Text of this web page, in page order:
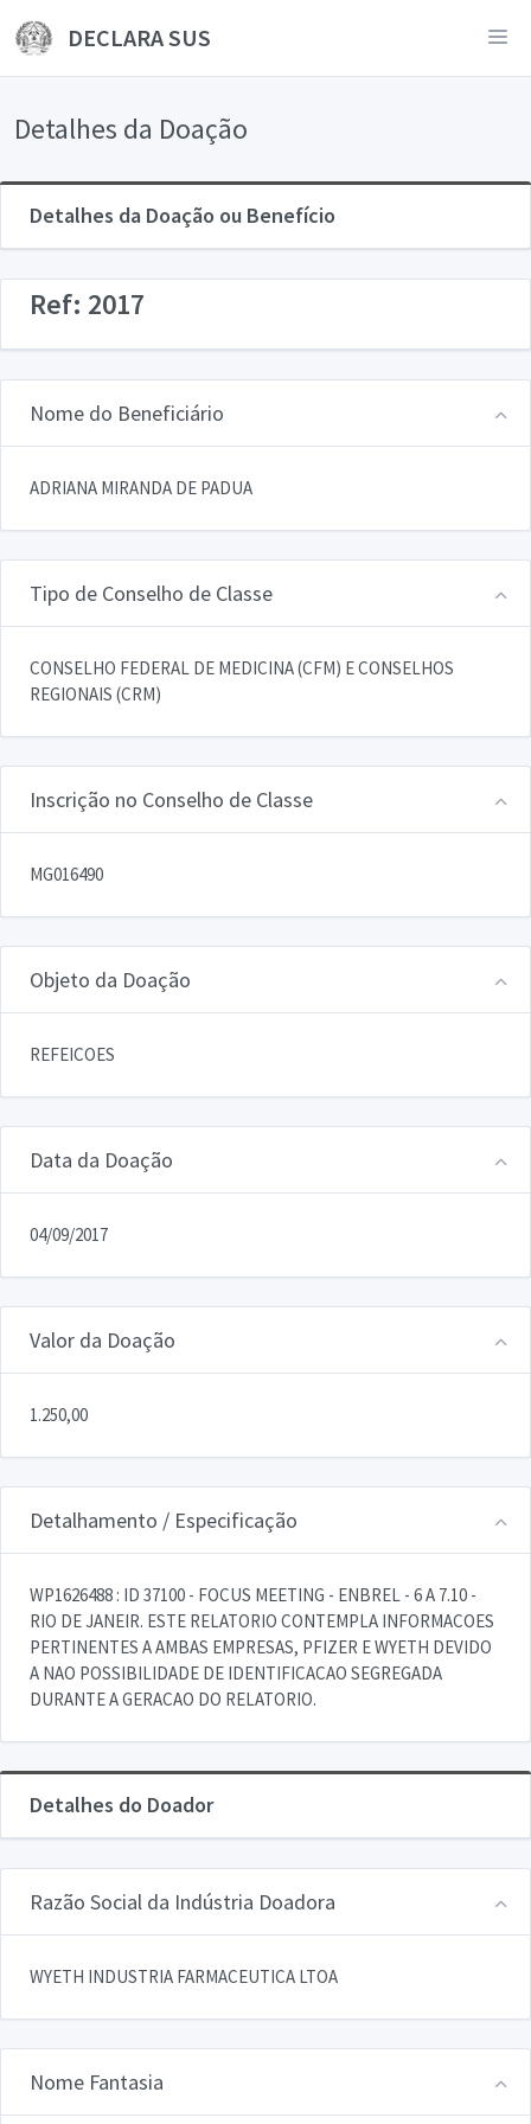
DECLARA SUS
Detalhes da Doação
Detalhes da Doação ou Benefício
Ref: 2017
Nome do Beneficiário
ADRIANA MIRANDA DE PADUA
Tipo de Conselho de Classe
CONSELHO FEDERAL DE MEDICINA (CFM) E CONSELHOS
REGIONAIS (CRM)
Inscrição no Conselho de Classe
MG016490
Objeto da Doação
REFEICOES
Data da Doação
04/09/2017
Valor da Doação
1.250,00
Detalhamento / Especificação
WP1626488 : ID 37100 - FOCUS MEETING - ENBREL - 6 A 7.10 -
RIO DE JANEIR. ESTE RELATORIO CONTEMPLA INFORMACOES
PERTINENTES A AMBAS EMPRESAS, PFIZER E WYETH DEVIDO
A NAO POSSIBILIDADE DE IDENTIFICACAO SEGREGADA
DURANTE A GERACAO DO RELATORIO.
Detalhes do Doador
Razão Social da Indústria Doadora
WYETH INDUSTRIA FARMACEUTICA LTOA
Nome Fantasia